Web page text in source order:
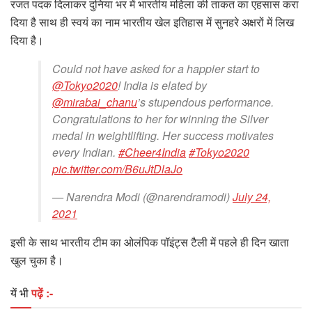
रजत पदक दिलाकर दुनिया भर में भारतीय महिला की ताकत का एहसास करा
दिया है साथ ही स्वयं का नाम भारतीय खेल इतिहास में सुनहरे अक्षरों में लिख
दिया है।
Could not have asked for a happier start to
@Tokyo2020! India is elated by
@mirabai_chanu’s stupendous performance.
Congratulations to her for winning the Silver
medal in weightlifting. Her success motivates
every Indian. #Cheer4India#Tokyo2020
pic.twitter.com/B6uJtDlaJo
— Narendra Modi (@narendramodi)July 24,
2021
इसी के साथ भारतीय टीम का ओलंपिक पॉइंट्स टैली में पहले ही दिन खाता
खुल चुका है।
यें भीपढ़ें :-